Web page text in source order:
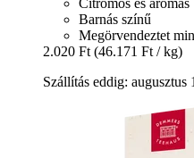
Citromos és aromás
Barnás színű
Megörvendeztet
2.020 Ft (46.171 Ft / kg)
Szállítás eddig: augusztus